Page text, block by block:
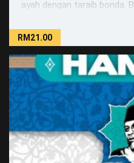
ayah dengan taraib bonda.
RM21.00